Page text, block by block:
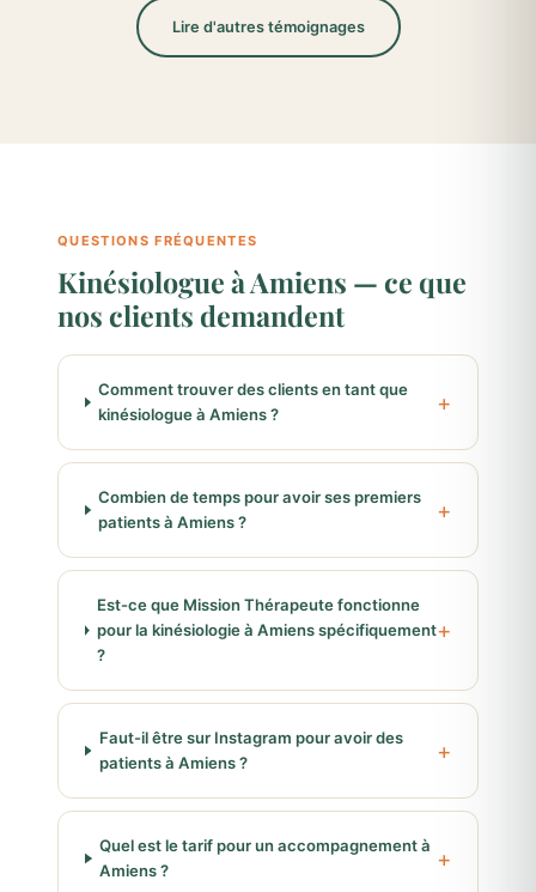
Lire d'autres témoignages
QUESTIONS FRÉQUENTES
Kinésiologue à Amiens — ce que
nos clients demandent
Comment trouver des clients en tant que
kinésiologue à Amiens ?
Combien de temps pour avoir ses premiers
patients à Amiens ?
Est-ce que Mission Thérapeute fonctionne
pour la kinésiologie à Amiens spécifiquement
?
Faut-il être sur Instagram pour avoir des
patients à Amiens ?
Quel est le tarif pour un accompagnement à
Amiens ?